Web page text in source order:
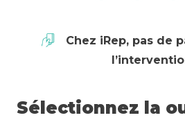
Chez iRep, pas de
Sélectionnez la